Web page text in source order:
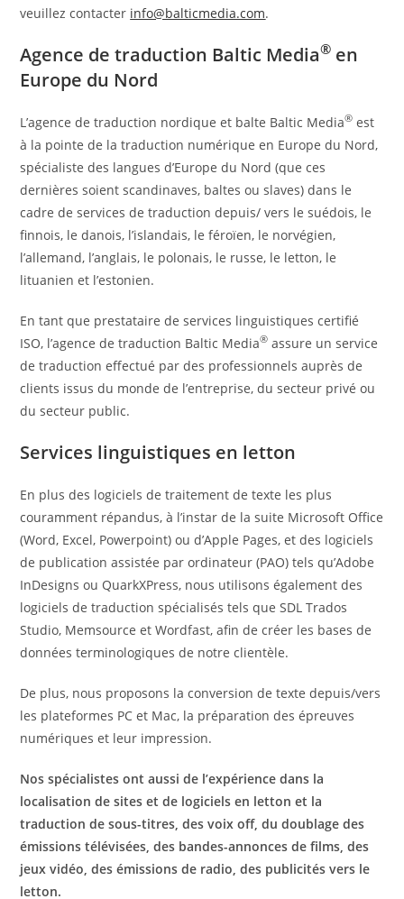
veuillez contacter info@balticmedia.com.
Agence de traduction Baltic Media® en
Europe du Nord
L’agence de traduction nordique et balte Baltic Media® est
à la pointe de la traduction numérique en Europe du Nord,
spécialiste des langues d’Europe du Nord (que ces
dernières soient scandinaves, baltes ou slaves) dans le
cadre de services de traduction depuis/ vers le suédois, le
finnois, le danois, l’islandais, le féroïen, le norvégien,
l’allemand, l’anglais, le polonais, le russe, le letton, le
lituanien et l’estonien.
En tant que prestataire de services linguistiques certifié
ISO, l’agence de traduction Baltic Media® assure un service
de traduction effectué par des professionnels auprès de
clients issus du monde de l’entreprise, du secteur privé ou
du secteur public.
Services linguistiques en letton
En plus des logiciels de traitement de texte les plus
couramment répandus, à l’instar de la suite Microsoft Office
(Word, Excel, Powerpoint) ou d’Apple Pages, et des logiciels
de publication assistée par ordinateur (PAO) tels qu’Adobe
InDesigns ou QuarkXPress, nous utilisons également des
logiciels de traduction spécialisés tels que SDL Trados
Studio, Memsource et Wordfast, afin de créer les bases de
données terminologiques de notre clientèle.
De plus, nous proposons la conversion de texte depuis/vers
les plateformes PC et Mac, la préparation des épreuves
numériques et leur impression.
Nos spécialistes ont aussi de l’expérience dans la
localisation de sites et de logiciels en letton et la
traduction de sous-titres, des voix off, du doublage des
émissions télévisées, des bandes-annonces de films, des
jeux vidéo, des émissions de radio, des publicités vers le
letton.